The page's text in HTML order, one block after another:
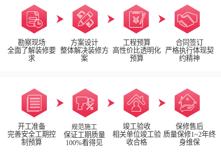
勘察现场
全面了解装修要
求
方案设计
整体解决装修方
案
工程预算
高性价比透明化
预算
合同签订
严格执行体现契
约精神
开工准备
完善安全工期控
制预算
规范施工
保证工期质量
100%看得见
竣工验收
相关单位竣工验
收合格
保修售后
质量保修1~2年终
身维保